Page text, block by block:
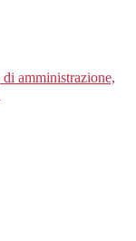
amministrazione,